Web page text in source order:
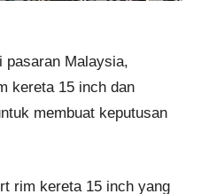
pasaran Malaysia,
kereta 15 inch dan
membuat keputusan
rim kereta 15 inch yang